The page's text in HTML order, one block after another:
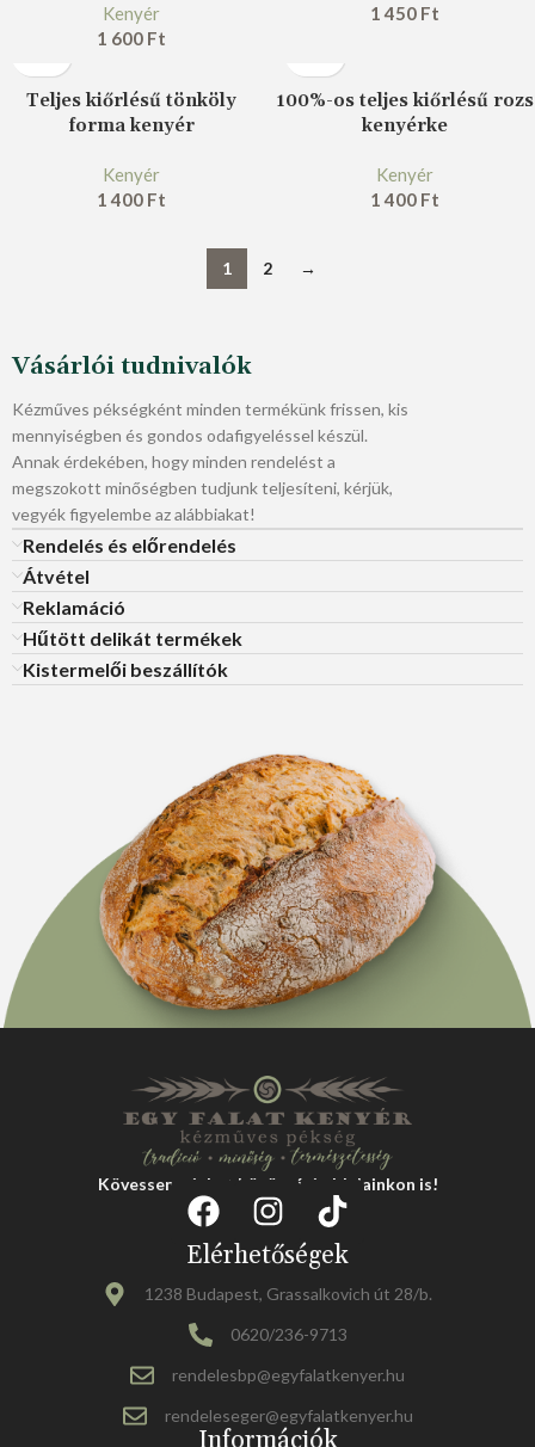
Kenyér
1 600 Ft
1 450 Ft
Teljes kiőrlésű tönköly
forma kenyér
Kenyér
1 400 Ft
100%-os teljes kiőrlésű rozs
kenyérke
Kenyér
1 400 Ft
1 2 →
Vásárlói tudnivalók
Kézműves pékségként minden termékünk frissen, kis
mennyiségben és gondos odafigyeléssel készül.
Annak érdekében, hogy minden rendelést a
megszokott minőségben tudjunk teljesíteni, kérjük,
vegyék figyelembe az alábbiakat!
Rendelés és előrendelés
Átvétel
Reklamáció
Hűtött delikát termékek
Kistermelői beszállítók
Kövessen minket közösségi oldalainkon is!
Elérhetőségek
1238 Budapest, Grassalkovich út 28/b.
0620/236-9713
rendelesbp@egyfalatkenyer.hu
rendeleseger@egyfalatkenyer.hu
Információk